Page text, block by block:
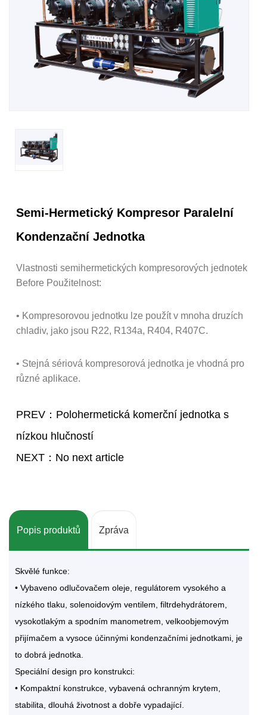
Semi-Hermetický Kompresor Paralelní
Kondenzační Jednotka
Vlastnosti semihermetických kompresorových jednotek
Before Použitelnost:
• Kompresorovou jednotku lze použít v mnoha druzích
chladiv, jako jsou R22, R134a, R404, R407C.
• Stejná sériová kompresorová jednotka je vhodná pro
různé aplikace.
PREV：Polohermetická komerční jednotka s
nízkou hlučností
NEXT：No next article
Popis produktů Zpráva
Skvělé funkce:
• Vybaveno odlučovačem oleje, regulátorem vysokého a
nízkého tlaku, solenoidovým ventilem, filtrdehydrátorem,
vysokotlakým a spodním manometrem, velkoobjemovým
přijímačem a vysoce účinnými kondenzačními jednotkami, je
to dobrá jednotka.
Speciální design pro konstrukci:
• Kompaktní konstrukce, vybavená ochranným krytem, ​​
stabilita, dlouhá životnost a dobře vypadající.